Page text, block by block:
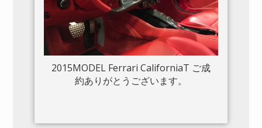
2015MODEL Ferrari CaliforniaT ご成
約ありがとうございます。